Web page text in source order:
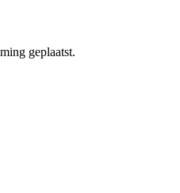
geplaatst.